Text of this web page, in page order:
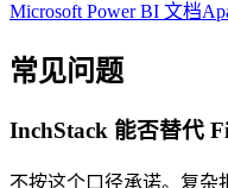
Microsoft Power BI 文档
常见问题
InchStack 能否替代
不按这个口径承诺。复杂